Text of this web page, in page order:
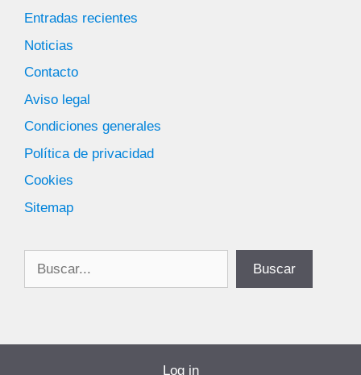
Entradas recientes
Noticias
Contacto
Aviso legal
Condiciones generales
Política de privacidad
Cookies
Sitemap
Buscar
Log in